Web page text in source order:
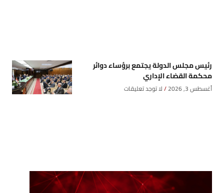
رئيس مجلس الدولة يجتمع برؤساء دوائر
محكمة القضاء الإداري
أغسطس 3, 2026 لا توجد تعليقات